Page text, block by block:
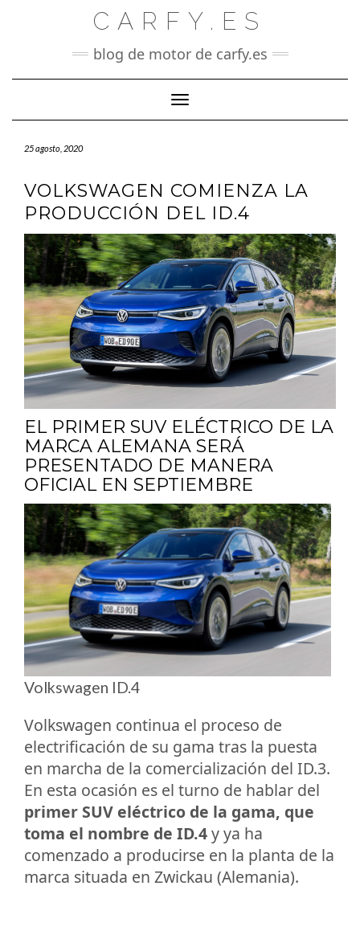
CARFY.ES
blog de motor de carfy.es
Cambiar modo de navegación
25 agosto, 2020
VOLKSWAGEN COMIENZA LA
PRODUCCIÓN DEL ID.4
EL PRIMER SUV ELÉCTRICO DE LA
MARCA ALEMANA SERÁ
PRESENTADO DE MANERA
OFICIAL EN SEPTIEMBRE
Volkswagen ID.4
Volkswagen continua el proceso de
electrificación de su gama tras la puesta
en marcha de la comercialización del ID.3.
En esta ocasión es el turno de hablar del
primer SUV eléctrico de la gama, que
toma el nombre de ID.4y ya ha
comenzado a producirse en la planta de la
marca situada en Zwickau (Alemania).